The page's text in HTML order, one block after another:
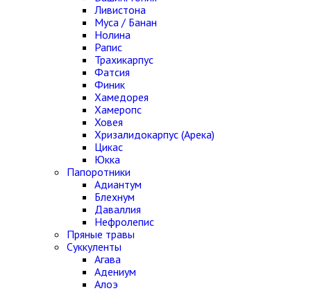
Ливистона
Муса / Банан
Нолина
Рапис
Трахикарпус
Фатсия
Финик
Хамедорея
Хамеропс
Ховея
Хризалидокарпус (Арека)
Цикас
Юкка
Папоротники
Адиантум
Блехнум
Даваллия
Нефролепис
Пряные травы
Суккуленты
Агава
Адениум
Алоэ